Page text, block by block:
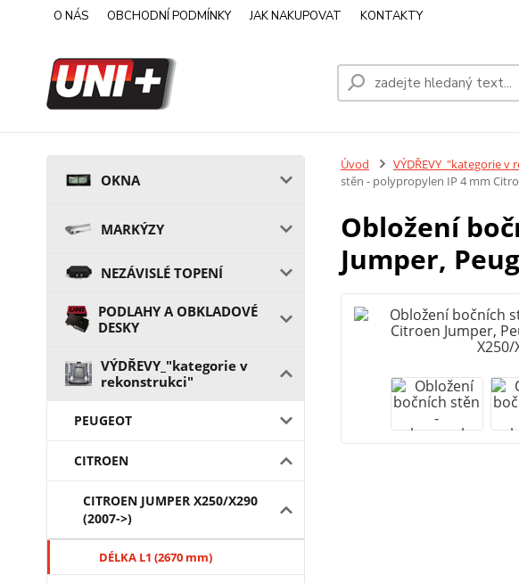
O NÁS OBCHODNÍ PODMÍNKY JAK NAKUPOVAT KONTAKTY
OKNA
MARKÝZY
NEZÁVISLÉ TOPENÍ
PODLAHY A OBKLADOVÉ
DESKY
VÝDŘEVY_"kategorie v
rekonstrukci"
PEUGEOT
CITROEN
CITROEN JUMPER X250/X290
(2007->)
DÉLKA L1 (2670 mm)
Úvod VÝDŘEVY_"kategorie v
stěn - polypropylen IP 4 mm
Obložení
Jumper,